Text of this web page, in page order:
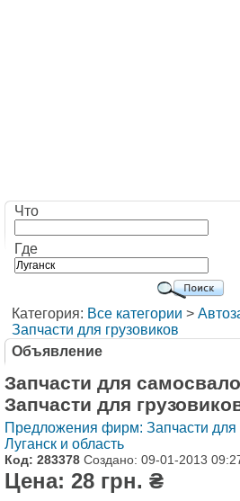
Что
Где
Категория: Все категории >
Запчасти для грузовиков
Объявление
Запчасти для
Запчасти для
Предложения фирм: Запчасти для
Луганск и область
Код: 283378 Создано: 09-01-2013
Цена: 28 грн. ₴